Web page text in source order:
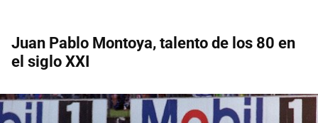
Juan Pablo Montoya, talento de los 80 en
el siglo XXI